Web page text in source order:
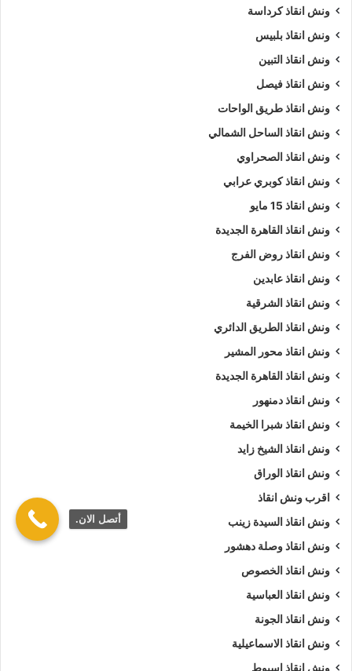
ونش انقاذ كرداسة
ونش انقاذ بلبيس
ونش انقاذ التبين
ونش انقاذ فيصل
ونش انقاذ طريق الواحات
ونش انقاذ الساحل الشمالي
ونش انقاذ الصحراوي
ونش انقاذ كوبري عرابي
ونش انقاذ 15 مايو
ونش انقاذ القاهرة الجديدة
ونش انقاذ روض الفرج
ونش انقاذ عابدين
ونش انقاذ الشرقية
ونش انقاذ الطريق الدائري
ونش انقاذ محور المشير
ونش انقاذ القاهرة الجديدة
ونش انقاذ دمنهور
ونش انقاذ شبرا الخيمة
ونش انقاذ الشيخ زايد
ونش انقاذ الوراق
اقرب ونش انقاذ
ونش انقاذ السيدة زينب
ونش انقاذ وصلة دهشور
ونش انقاذ الخصوص
ونش انقاذ العباسية
ونش انقاذ الجونة
ونش انقاذ الاسماعيلية
ونش انقاذ اسيوط
أتصل الان.